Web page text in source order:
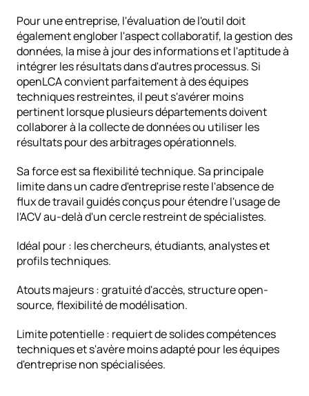
Pour une entreprise, l'évaluation de l'outil doit
également englober l'aspect collaboratif, la gestion des
données, la mise à jour des informations et l'aptitude à
intégrer les résultats dans d'autres processus. Si
openLCA convient parfaitement à des équipes
techniques restreintes, il peut s'avérer moins
pertinent lorsque plusieurs départements doivent
collaborer à la collecte de données ou utiliser les
résultats pour des arbitrages opérationnels.
Sa force est sa flexibilité technique. Sa principale
limite dans un cadre d'entreprise reste l'absence de
flux de travail guidés conçus pour étendre l'usage de
l'ACV au-delà d'un cercle restreint de spécialistes.
Idéal pour : les chercheurs, étudiants, analystes et
profils techniques.
Atouts majeurs : gratuité d'accès, structure open-
source, flexibilité de modélisation.
Limite potentielle : requiert de solides compétences
techniques et s'avère moins adapté pour les équipes
d'entreprise non spécialisées.